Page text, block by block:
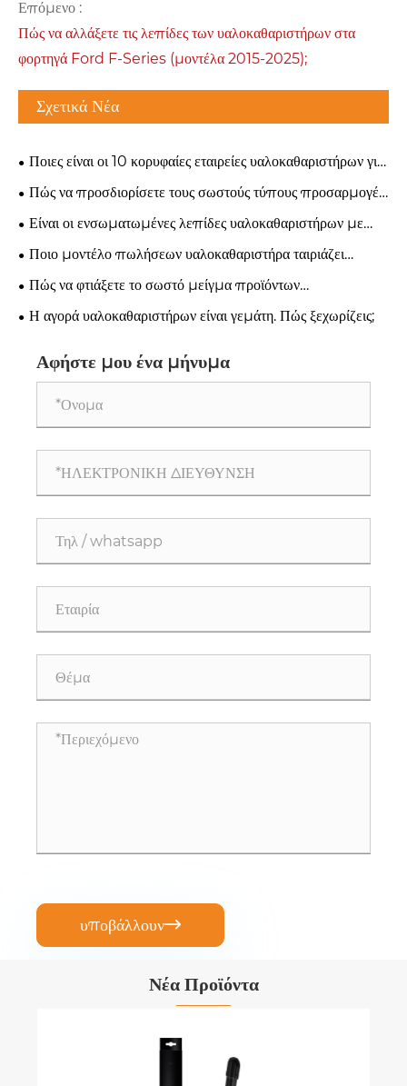
Επόμενο :
Πώς να αλλάξετε τις λεπίδες των υαλοκαθαριστήρων στα
φορτηγά Ford F-Series (μοντέλα 2015-2025);
Σχετικά Νέα
Ποιες είναι οι 10 κορυφαίες εταιρείες υαλοκαθαριστήρων για
παρακολούθηση το 2026;
Πώς να προσδιορίσετε τους σωστούς τύπους προσαρμογέα
υαλοκαθαριστήρων για οποιοδήποτε όχημα
Είναι οι ενσωματωμένες λεπίδες υαλοκαθαριστήρων με
σπρέι η επόμενη ευκαιρία ανάπτυξης;
Ποιο μοντέλο πωλήσεων υαλοκαθαριστήρα ταιριάζει
καλύτερα στην επιχείρησή σας;
Πώς να φτιάξετε το σωστό μείγμα προϊόντων
υαλοκαθαριστήρα για μια νέα αγορά
Η αγορά υαλοκαθαριστήρων είναι γεμάτη. Πώς ξεχωρίζεις;
Αφήστε μου ένα μήνυμα
υποβάλλουν
Νέα Προϊόντα